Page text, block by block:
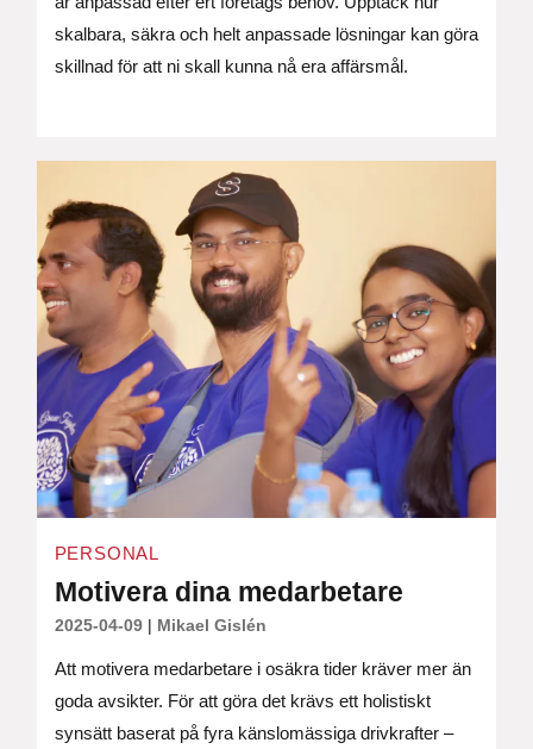
skalbara, säkra och helt anpassade lösningar kan göra
skillnad för att ni skall kunna nå era affärsmål.
PERSONAL
Motivera dina medarbetare
2025-04-09| Mikael Gislén
Att motivera medarbetare i osäkra tider kräver mer än
goda avsikter. För att göra det krävs ett holistiskt
synsätt baserat på fyra känslomässiga drivkrafter –